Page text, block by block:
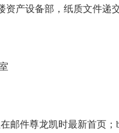
产设备部，纸质文件递
邮件尊龙凯时最新首页